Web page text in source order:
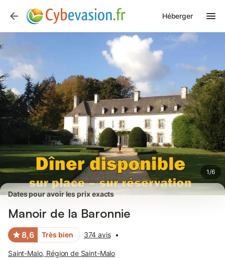
Héberger
1/6
Photos Équipements Avis des voyageurs
Dates pour avoir les prix exacts
Manoir de la Baronnie
8,6 Très bien 374 avis •
Saint-Malo, Région de Saint-Malo